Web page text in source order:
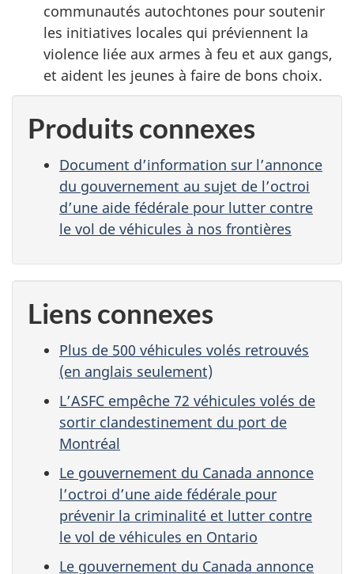
communautés autochtones pour soutenir
les initiatives locales qui préviennent la
violence liée aux armes à feu et aux gangs,
et aident les jeunes à faire de bons choix.
Produits connexes
Document d’information sur l’annonce
du gouvernement au sujet de l’octroi
d’une aide fédérale pour lutter contre
le vol de véhicules à nos frontières
Liens connexes
Plus de 500 véhicules volés retrouvés
(en anglais seulement)
L’ASFC empêche 72 véhicules volés de
sortir clandestinement du port de
Montréal
Le gouvernement du Canada annonce
l’octroi d’une aide fédérale pour
prévenir la criminalité et lutter contre
le vol de véhicules en Ontario
Le gouvernement du Canada annonce